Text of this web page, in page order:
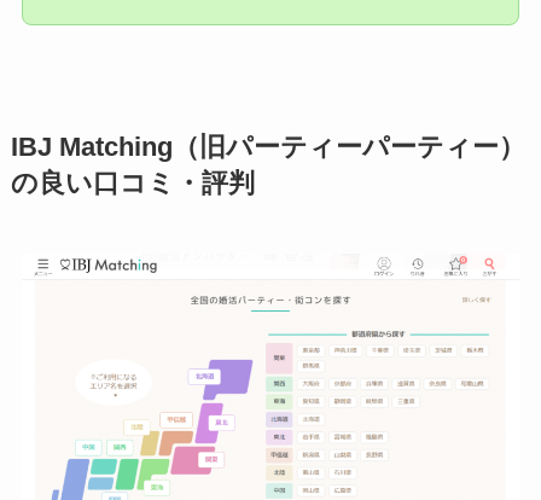
IBJ Matching（旧パーティーパーティー）
の良い口コミ・評判